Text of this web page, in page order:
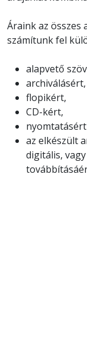
Áraink az összes
számítunk fel
alapvető
archiválásért,
flopikért,
CD-kért,
nyomtatásért
az elkészült
digitális,